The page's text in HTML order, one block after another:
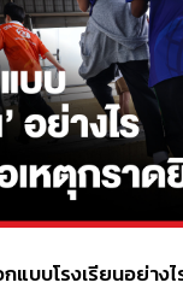
บัน
ร์จึงหันมาใช้เควซาร์
า และสามารถสังเก
อย่างไรก็ตาม ความ
ยความล้มเหลว เพร
โลกนับร้อยแห่งกลับ
ช้เพื่อวัดความยืดข
แบบโรงเรียนอย่าง